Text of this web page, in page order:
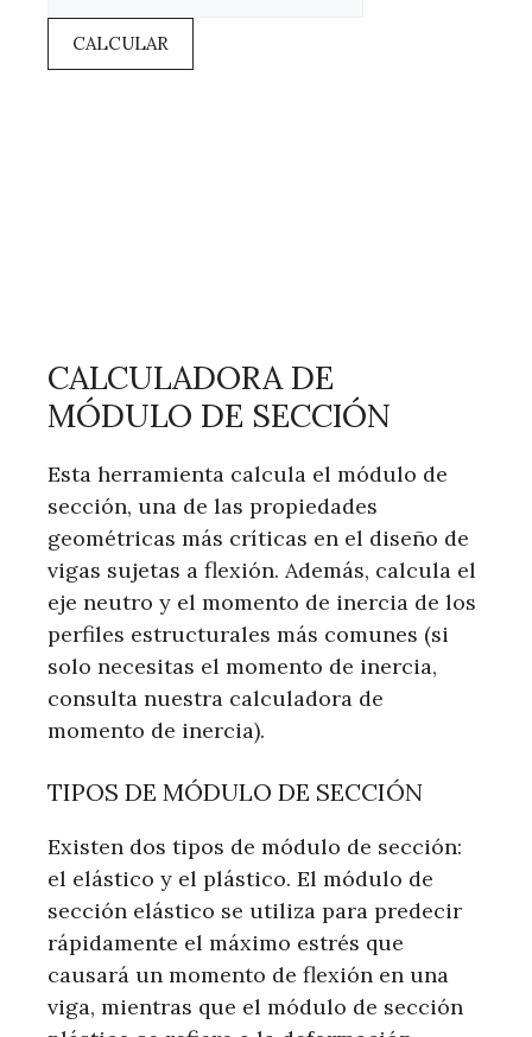
CALCULAR
CALCULADORA DE
MÓDULO DE SECCIÓN
Esta herramienta calcula el módulo de
sección, una de las propiedades
geométricas más críticas en el diseño de
vigas sujetas a flexión. Además, calcula el
eje neutro y el momento de inercia de los
perfiles estructurales más comunes (si
solo necesitas el momento de inercia,
consulta nuestra calculadora de
momento de inercia).
TIPOS DE MÓDULO DE SECCIÓN
Existen dos tipos de módulo de sección:
el elástico y el plástico. El módulo de
sección elástico se utiliza para predecir
rápidamente el máximo estrés que
causará un momento de flexión en una
viga, mientras que el módulo de sección